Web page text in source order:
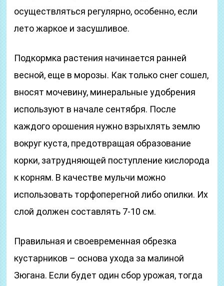
осуществляться регулярно, особенно, если
лето жаркое и засушливое.
Подкормка растения начинается ранней
весной, еще в морозы. Как только снег сошел,
вносят мочевину, минеральные удобрения
используют в начале сентября. После
каждого орошения нужно взрыхлять землю
вокруг куста, предотвращая образование
корки, затрудняющей поступление кислорода
к корням. В качестве мульчи можно
использовать торфоперегной либо опилки. Их
слой должен составлять 7-10 см.
Правильная и своевременная обрезка
кустарников – основа ухода за малиной
Зюгана. Если будет один сбор урожая, тогда